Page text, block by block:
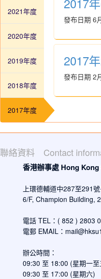
2021年度
2020年度
2019年度
2018年度
2017年度
發布日期 6
2017
發布日期 2
聯絡資料 Contact
香港辦事處 Hong
上環德輔道中287至291
6/F, Champion Building,
電話 TEL：( 852 ) 2803
電郵 EMAIL：
辦公時間：
09:30 至 18:00 (星期一至
09:30 至 17:00 (星期六)